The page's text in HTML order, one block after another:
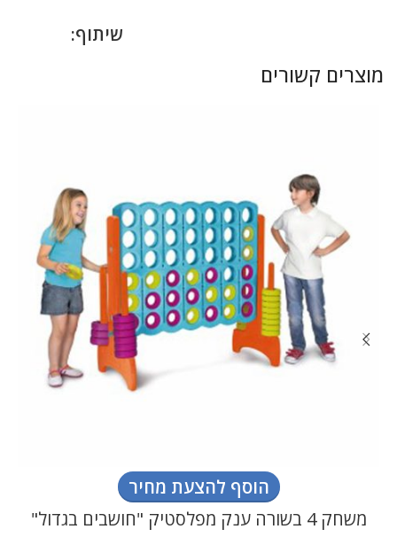
שיתוף:
מוצרים קשורים
הוסף להצעת מחיר
משחק 4 בשורה ענק מפלסטיק "חושבים בגדול"